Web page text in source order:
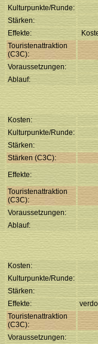
Kulturpunkte/Runde:
Stärken:
Effekte:
Touristenattraktion
(C3C):
Voraussetzungen:
Ablauf:
Kosten:
Kulturpunkte/Runde:
Stärken:
Stärken (C3C):
Effekte:
Touristenattraktion
(C3C):
Voraussetzungen:
Ablauf:
Kosten:
Kulturpunkte/Runde:
Stärken:
Effekte:
Touristenattraktion
(C3C):
Voraussetzungen: